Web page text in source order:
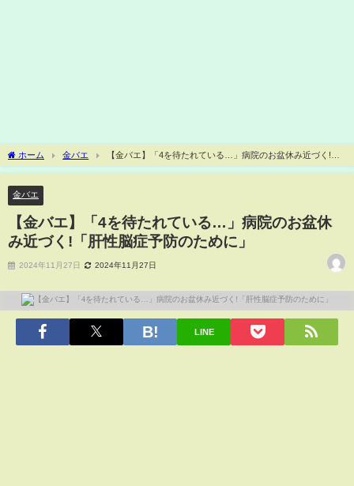
ホーム 金バエ
【金バエ】「4を待たれている…」病院のお盆休み近づく!
「肝性脳症予防のために」
金バエ
【金バエ】「4を待たれている…」病院のお盆休
み近づく!「肝性脳症予防のために」
2024年11月27日 2024年11月27日
LINE